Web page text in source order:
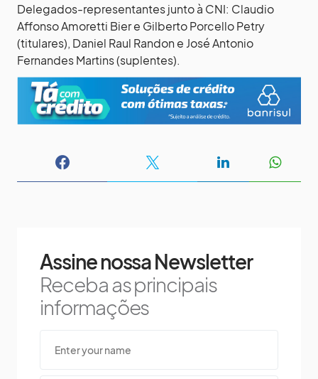
Delegados-representantes junto à CNI: Claudio
Affonso Amoretti Bier e Gilberto Porcello Petry
(titulares), Daniel Raul Randon e José Antonio
Fernandes Martins (suplentes).
Assine nossa Newsletter
Receba as principais
informações